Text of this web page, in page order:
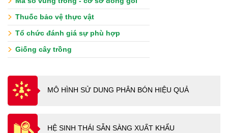
Thuốc bảo vệ thực vật
Tổ chức đánh giá sự phù hợp
Giống cây trồng
MÔ HÌNH SỬ DUNG PHÂN BÓN HIỆU QUẢ
HỆ SINH THÁI SẴN SÀNG XUẤT KHẨU